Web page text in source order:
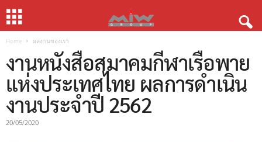
Home ผลงานของเรา
งานหนังสือสมาคมกีฬาเรือพาย
แห่งประเทศไทย ผลการดำเนิน
งานประจำปี 2562
20/05/2020